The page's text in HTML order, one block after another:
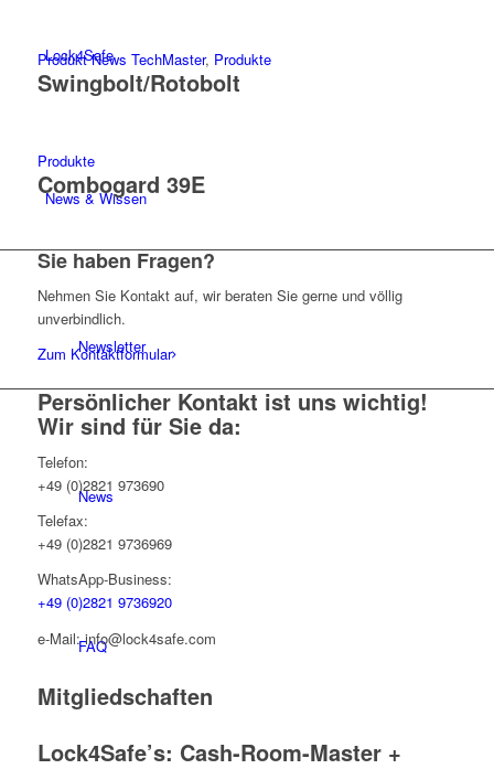
Lock4Safe
News & Wissen
Newsletter
News
FAQ
Produkt News TechMaster, Produkte
Swingbolt/Rotobolt
Produkte
Combogard 39E
Sie haben Fragen?
Nehmen Sie Kontakt auf, wir beraten Sie gerne und völlig
unverbindlich.
Zum Kontaktformular
Persönlicher Kontakt ist uns wichtig!
Wir sind für Sie da:
Telefon:
+49 (0)2821 973690
Telefax:
+49 (0)2821 9736969
WhatsApp-Business:
+49 (0)2821 9736920
e-Mail: info@lock4safe.com
Mitgliedschaften
Lock4Safe’s: Cash-Room-Master +